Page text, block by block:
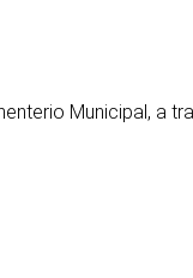
Municipal, a